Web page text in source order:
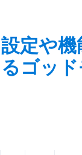
設定や
るゴッ